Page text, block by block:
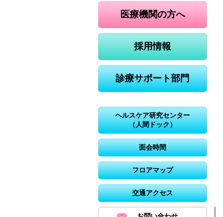
医療機関の方へ
採用情報
診療サポート部門
ヘルスケア研究センター
（人間ドック）
面会時間
フロアマップ
交通アクセス